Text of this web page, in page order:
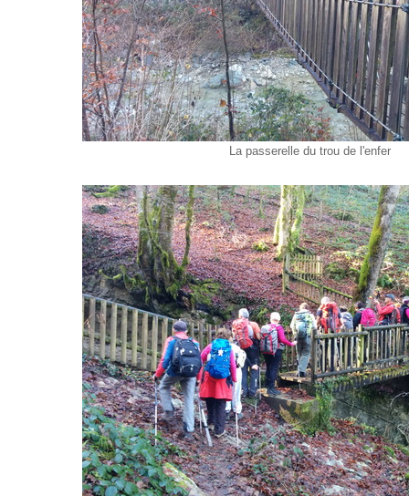
La passerelle du trou de l'enfer